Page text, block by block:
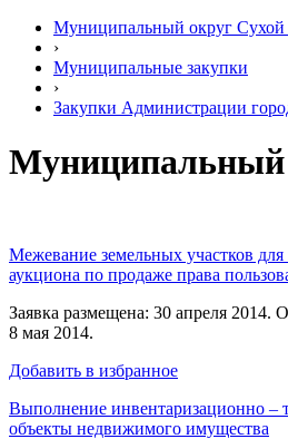
Муниципальный округ Сухой
›
Муниципальные закупки
›
Закупки Администрации
Муниципальный
Межевание земельных участков для
аукциона по продаже права
Заявка размещена: 30 апреля 2014.
8 мая 2014.
Добавить в избранное
Выполнение инвентаризационно –
объекты недвижимого имущества